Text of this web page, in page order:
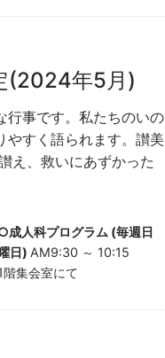
(2024年5月)
行事です。私たちのいの
やすく語られます。讃美
え、救いにあずかった
成人科プログラム (毎週日
日) AM9:30 ～ 10:15
階集会室にて